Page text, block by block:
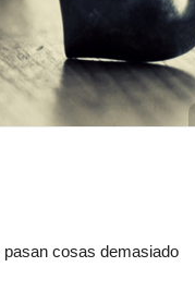
cosas demasiado